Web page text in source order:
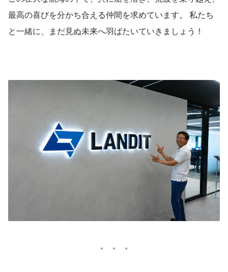
最高の喜びを分かち合える仲間を求めています。 私たち
と一緒に、まだ見ぬ未来へ羽ばたいていきましょう！